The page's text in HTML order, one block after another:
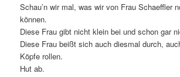
Schau’n wir mal, was wir von Frau Schaeffler
können.
Diese Frau gibt nicht klein bei und schon gar
Diese Frau beißt sich auch diesmal durch,
Köpfe rollen.
Hut ab.